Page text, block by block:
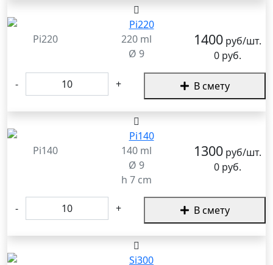
Pi220
220 ml
Ø 9
1400руб/шт.
0 руб.
- + В смету
Pi140
140 ml
Ø 9
h 7 cm
1300руб/шт.
0 руб.
- + В смету